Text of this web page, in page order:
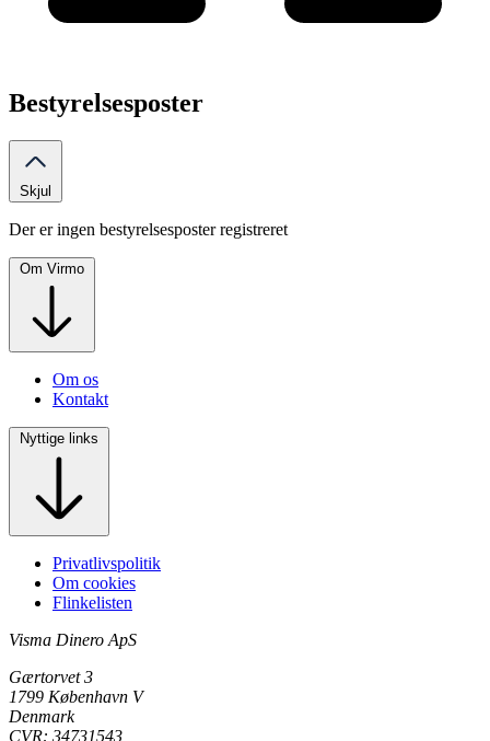
Bestyrelsesposter
Skjul
Der er ingen bestyrelsesposter registreret
Om Virmo
Om os
Kontakt
Nyttige links
Privatlivspolitik
Om cookies
Flinkelisten
Visma Dinero ApS
Gærtorvet 3
1799 København V
Denmark
CVR: 34731543